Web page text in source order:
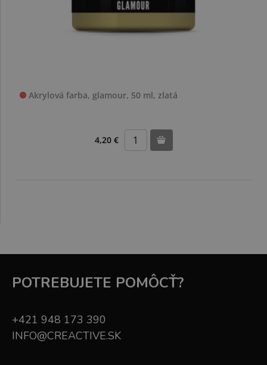
Akrylová farba, glamour, 50 ml, zlatá
4,20 €
POTREBUJETE POMÔCŤ?
+421 948 173 390
INFO@CREACTIVE.SK